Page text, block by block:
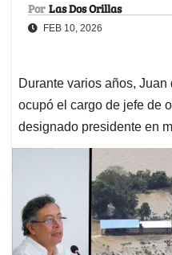
Por Las Dos Orillas
FEB 10, 2026
Durante varios años,
ocupó el cargo de jefe de
designado presidente en